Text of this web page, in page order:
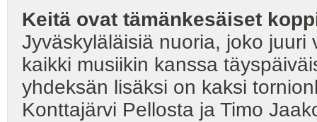
Keitä ovat tämänkesäiset
Jyväskyläläisiä nuoria, joko
kaikki musiikin kanssa
yhdeksän lisäksi on kaksi
Konttajärvi Pellosta ja Timo